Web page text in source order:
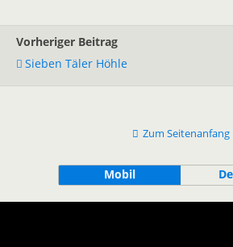
Vorheriger Beitrag
Sieben Täler Höhle
Zum Seitenanfang
Mobil